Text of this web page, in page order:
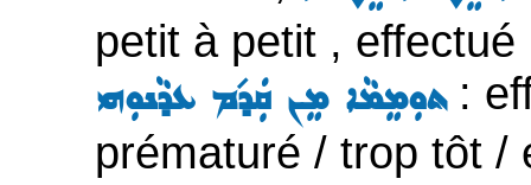
petit à petit ,
ܬܘܼܡܸܡܵܐ ܡܸܢ ܩܲܕ݇ܡ ܥܕܵܢܘܼܗܝ:
prématuré / trop tôt